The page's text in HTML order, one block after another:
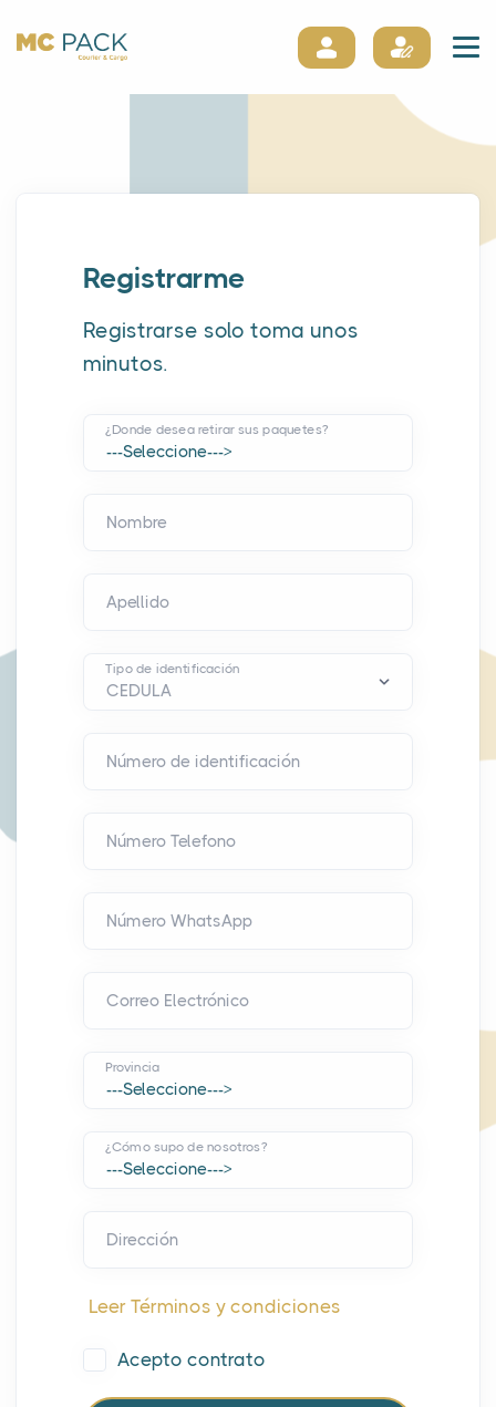
Registrarme
Registrarse solo toma unos
minutos.
¿Donde desea retirar sus paquetes?
Nombre
Apellido
Tipo de identificación
Número de identificación
Número Telefono
Número WhatsApp
Correo Electrónico
Provincia
¿Cómo supo de nosotros?
Dirección
Leer Términos y condiciones
Acepto contrato